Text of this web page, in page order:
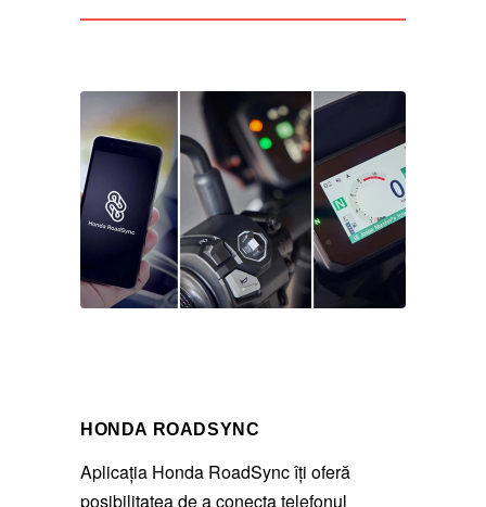
HONDA ROADSYNC
Aplicația Honda RoadSync îți oferă
posibilitatea de a conecta telefonul